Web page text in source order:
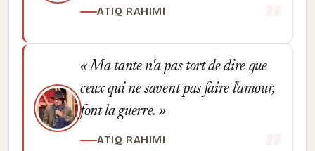
ATIQ RAHIMI
Ma tante n'a pas tort de dire que
ceux qui ne savent pas faire l'amour,
font la guerre.
ATIQ RAHIMI